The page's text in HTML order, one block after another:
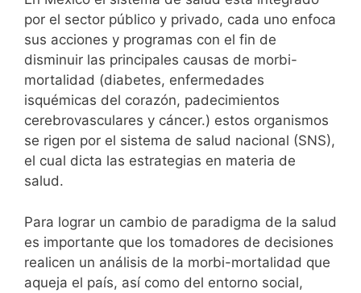
por el sector público y privado, cada uno enfoca
sus acciones y programas con el fin de
disminuir las principales causas de morbi-
mortalidad (diabetes, enfermedades
isquémicas del corazón, padecimientos
cerebrovasculares y cáncer.) estos organismos
se rigen por el sistema de salud nacional (SNS),
el cual dicta las estrategias en materia de
salud.
Para lograr un cambio de paradigma de la salud
es importante que los tomadores de decisiones
realicen un análisis de la morbi-mortalidad que
aqueja el país, así como del entorno social,